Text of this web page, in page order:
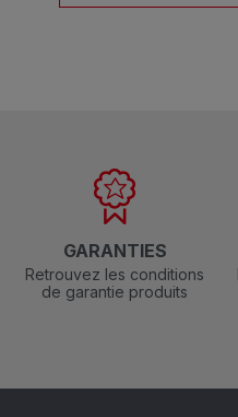
GARANTIES
Retrouvez les conditions
de garantie produits